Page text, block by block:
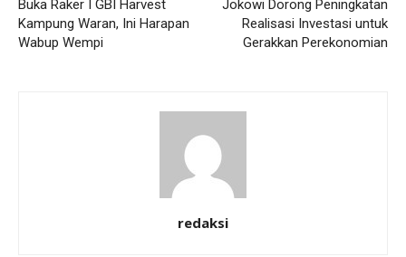
Buka Raker I GBI Harvest
Kampung Waran, Ini Harapan
Wabup Wempi
Jokowi Dorong Peningkatan
Realisasi Investasi untuk
Gerakkan Perekonomian
redaksi